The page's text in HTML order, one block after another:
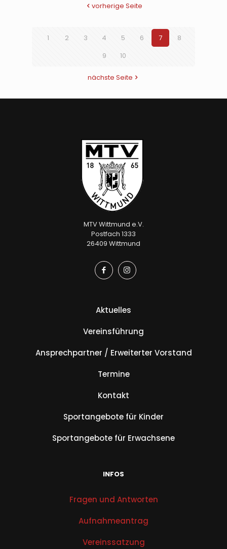
vorherige Seite
1 2 3 4 5 6 7
8
9
10
nächste Seite
MTV Wittmund e.V.
Postfach 1333
26409 Wittmund
Aktuelles
Vereinsführung
Ansprechpartner / Erweiterter Vorstand
Termine
Kontakt
Sportangebote für Kinder
Sportangebote für Erwachsene
INFOS
Fragen und Antworten
Aufnahmeantrag
Vereinssatzung